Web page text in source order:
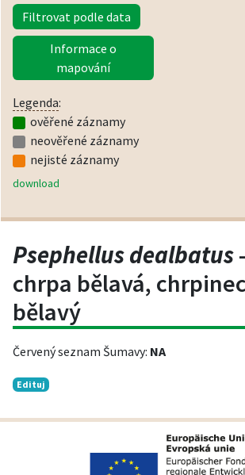
Filtrovat podle data
Informace o
mapování
Legenda:
ověřené záznamy
neověřené záznamy
nejisté záznamy
download
Psephellus dealbatus
chrpa bělavá, chrpinec
bělavý
Červený seznam Šumavy: NA
Edituj